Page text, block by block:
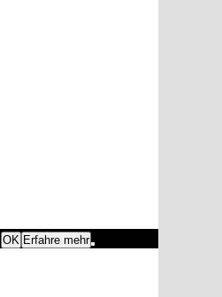
OK Erfahre mehr